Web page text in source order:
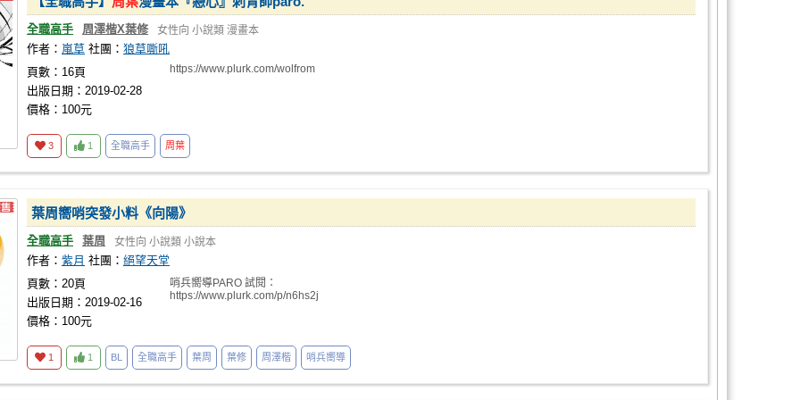
全職高手 周澤楷X葉修 女性向 小說類 漫畫本
作者： 嵐草 社團： 狼草嘶吼
頁數：16頁
出版日期：2019-02-28
價格：100元
https://www.plurk.com/wolfrom
3 1 全職高手 周葉
葉周嚮哨突發小料《向陽》
全職高手 葉周 女性向 小說類 小說本
作者： 紫月 社團： 絕望天堂
頁數：20頁
出版日期：2019-02-16
價格：100元
哨兵嚮導PARO 試閱：
https://www.plurk.com/p/n6hs2j
1 1 BL 全職高手 葉周 葉修 周澤楷 哨兵嚮導